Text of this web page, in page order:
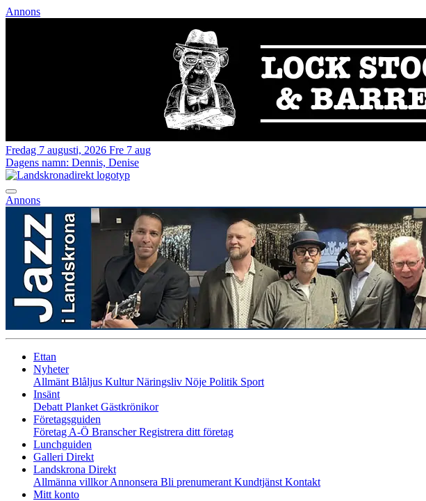
Annons
Fredag 7 augusti, 2026 Fre 7 aug
Dagens namn: Dennis, Denise
Annons
Ettan
Nyheter
Allmänt Blåljus KulturNäringsliv Nöje Politik Sport
Insänt
Debatt Planket Gästkrönikor
Företagsguiden
Företag A-Ö BranscherRegistrera ditt företag
Lunchguiden
Galleri Direkt
Landskrona Direkt
Allmänna villkorAnnonsera Bli prenumerant Kundtjänst Kontakt
Mitt konto